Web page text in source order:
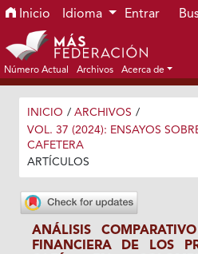
Ir al menú de navegación
Ir al contenido principal
Ir al pie de página del sitio
Inicio Idioma Entrar
Número Actual Archivos Acerca de
INICIO / ARCHIVOS /
VOL. 37 (2024): ENSAYOS
CAFETERA
ARTÍCULOS
ANÁLISIS
FINANCIERA DE LOS